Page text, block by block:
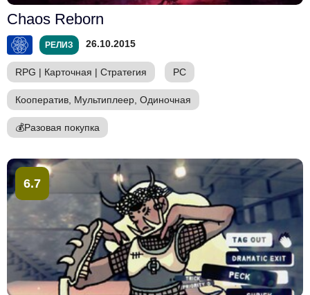
Chaos Reborn
РЕЛИЗ 26.10.2015
RPG | Карточная | Стратегия PC
Кооператив, Мультиплеер, Одиночная
💰Разовая покупка
6.7